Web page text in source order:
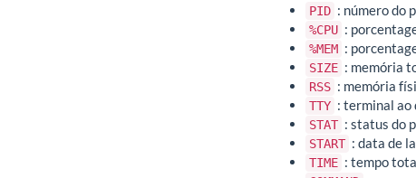
PID : número do
%CPU :
%MEM :
SIZE : memória
RSS : memória
TTY : terminal ao
STAT : status do
START : data de
TIME : tempo